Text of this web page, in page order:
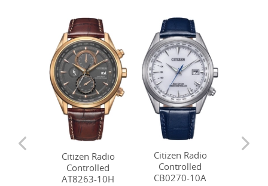
Citizen Radio
Controlled
AT8263-10H
Citizen Radio
Controlled
CB0270-10A